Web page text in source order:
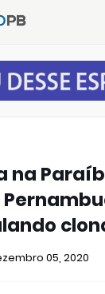
na
05, 2020